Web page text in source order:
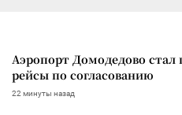
Аэропорт Домодедово
рейсы по согласованию
22 минуты назад